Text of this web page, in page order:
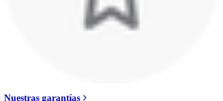
Nuestras garantías